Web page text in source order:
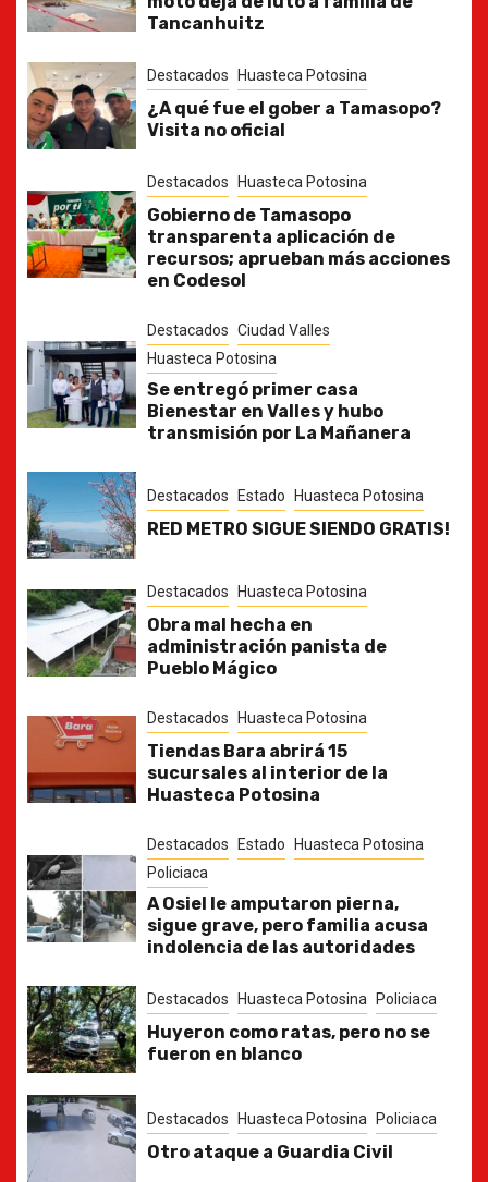
Tancanhuitz
Destacados Huasteca Potosina
¿A qué fue el gober a Tamasopo?
Visita no oficial
Destacados Huasteca Potosina
Gobierno de Tamasopo
transparenta aplicación de
recursos; aprueban más acciones
en Codesol
Destacados Ciudad Valles
Huasteca Potosina
Se entregó primer casa
Bienestar en Valles y hubo
transmisión por La Mañanera
Destacados Estado Huasteca Potosina
RED METRO SIGUE SIENDO GRATIS!
Destacados Huasteca Potosina
Obra mal hecha en
administración panista de
Pueblo Mágico
Destacados Huasteca Potosina
Tiendas Bara abrirá 15
sucursales al interior de la
Huasteca Potosina
Destacados Estado
Huasteca Potosina
Policiaca
A Osiel le amputaron pierna,
sigue grave, pero familia acusa
indolencia de las autoridades
Destacados Huasteca Potosina Policiaca
Huyeron como ratas, pero no se
fueron en blanco
Destacados Huasteca Potosina Policiaca
Otro ataque a Guardia Civil